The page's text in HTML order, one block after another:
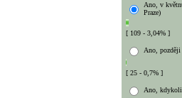
Ano, v
Praze)
[ 109 - 3,04% ]
Ano,
[ 25 - 0,7% ]
Ano,